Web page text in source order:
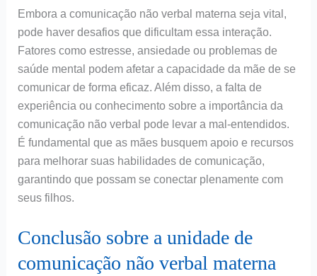
Embora a comunicação não verbal materna seja vital,
pode haver desafios que dificultam essa interação.
Fatores como estresse, ansiedade ou problemas de
saúde mental podem afetar a capacidade da mãe de se
comunicar de forma eficaz. Além disso, a falta de
experiência ou conhecimento sobre a importância da
comunicação não verbal pode levar a mal-entendidos.
É fundamental que as mães busquem apoio e recursos
para melhorar suas habilidades de comunicação,
garantindo que possam se conectar plenamente com
seus filhos.
Conclusão sobre a unidade de
comunicação não verbal materna